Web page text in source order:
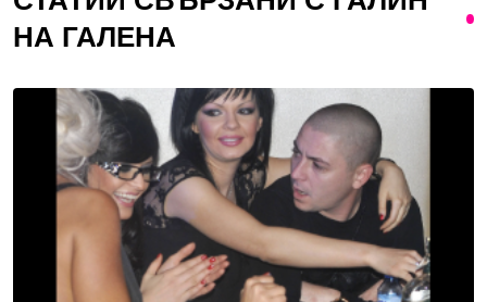
НА ГАЛЕНА